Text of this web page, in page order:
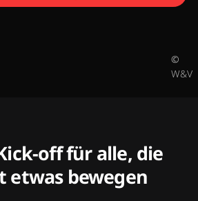
©
W&V
off für alle, die
etwas bewegen